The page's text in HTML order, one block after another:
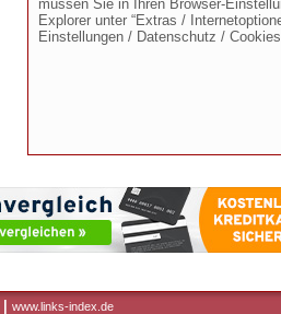
müssen Sie in Ihren Browser-
Explorer unter “Extras /
Einstellungen / Datenschutz /
www.links-index.de